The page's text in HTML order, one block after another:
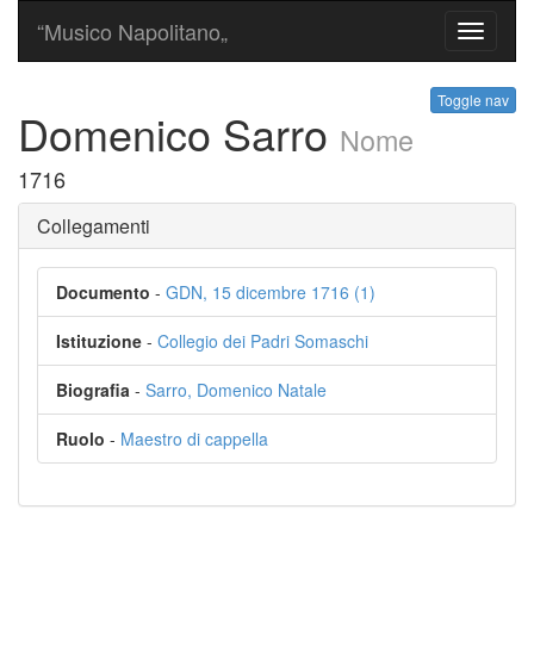
Toggle
“Musico Napolitano„
Toggle nav
Domenico Sarro Nome
1716
Collegamenti
Documento - GDN, 15 dicembre 1716 (1)
Istituzione - Collegio dei Padri Somaschi
Biografia - Sarro, Domenico Natale
Ruolo - Maestro di cappella